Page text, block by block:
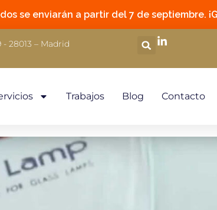
se enviarán a partir del 7 de septiembre.
- 28013 – Madrid
Trabajos Blog Contacto